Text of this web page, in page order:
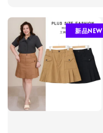
新品NEW